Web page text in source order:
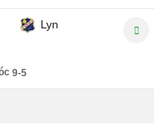
Lyn
9-5